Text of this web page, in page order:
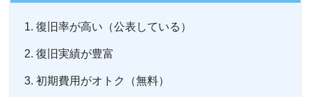
復旧率が高い（公表している）
復旧実績が豊富
初期費用がオトク（無料）